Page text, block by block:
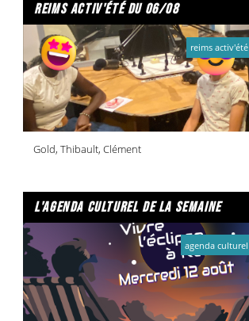
reims activ'été du 06/08
Gold, Thibault, Clément
reims activ'été
l'agenda culturel de la semaine
agenda culturel